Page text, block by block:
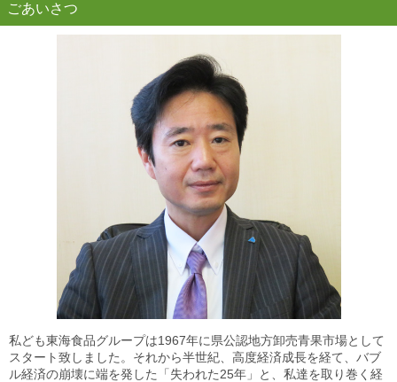
真空調理『ロイヤルシェフ』
ごあいさつ
私ども東海食品グループは1967年に県公認地方卸売青果市場として
スタート致しました。それから半世紀、高度経済成長を経て、バブ
ル経済の崩壊に端を発した「失われた25年」と、私達を取り巻く経